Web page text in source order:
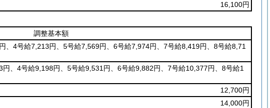
16,100円
調整基本額
、4号給7,213円、5号給7,569円、6号給7,974円、7号給8,419円、8号給8,71
、4号給9,198円、5号給9,531円、6号給9,882円、7号給10,377円、8号給1
12,700円
14,000円